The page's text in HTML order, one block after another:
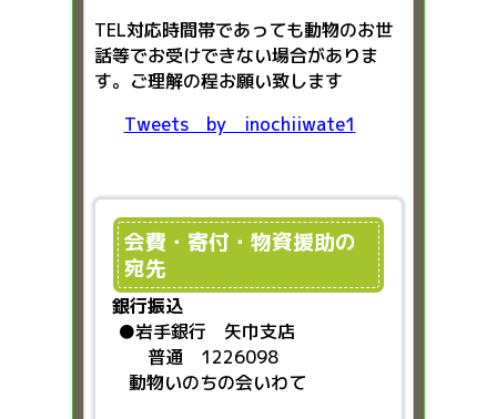
TEL対応時間帯であっても動物のお世
話等でお受けできない場合がありま
す。ご理解の程お願い致します
Tweets by inochiiwate1
会費・寄付・物資援助の
宛先
銀行振込
●岩手銀行 矢巾支店
普通 1226098
動物いのちの会いわて